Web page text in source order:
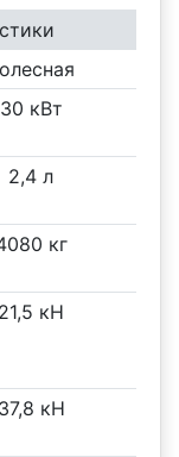
30 кВт
2,4 л
кг
21,5 кН
37,8 кН